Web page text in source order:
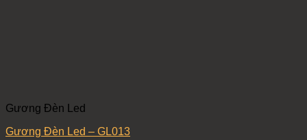
Gương Đèn Led
Gương Đèn Led – GL013